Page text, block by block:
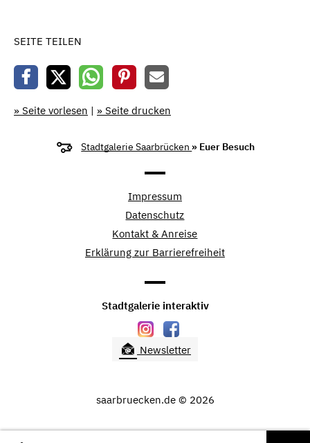
SEITE TEILEN
» Seite vorlesen | » Seite drucken
Stadtgalerie Saarbrücken » Euer Besuch
Impressum
Datenschutz
Kontakt & Anreise
Erklärung zur Barrierefreiheit
Stadtgalerie interaktiv
Newsletter
saarbruecken.de © 2026